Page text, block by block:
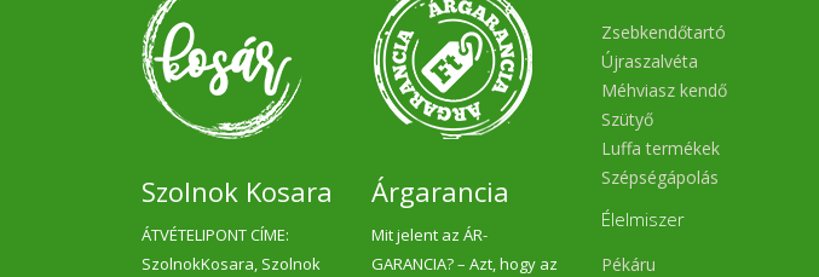
Szolnok Kosara
ÁTVÉTELIPONT CÍME:
SzolnokKosara, Szolnok
Árgarancia
Mit jelent az ÁR-
GARANCIA? – Azt, hogy az
Zsebkendőtartó
Újraszalvéta
Méhviasz kendő
Szütyő
Luffa termékek
Szépségápolás
Élelmiszer
Pékáru